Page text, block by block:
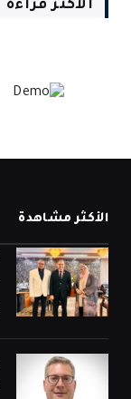
الأكثر قراءة
الأكثر مشاهدة